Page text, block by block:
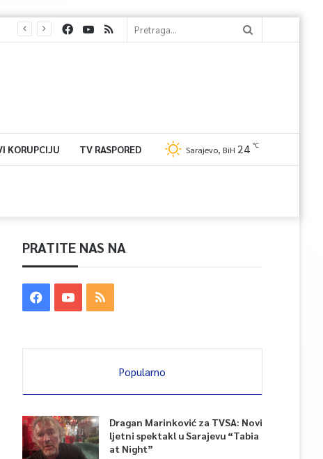
KORUPCIJU TV RASPORED Sarajevo, BiH 24 ℃
PRATITE NAS NA
Popularno
Dragan Marinković za TVSA: Novi
ljetni spektakl u Sarajevu “Tabia
at Night”